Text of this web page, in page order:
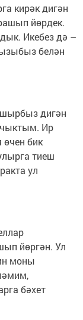
кирәк дигән
йөрдек.
Икебез дә –
белән
дигән
чыктым. Ир
бик
тиеш
ул
йөргән. Ул
моны
бәхет